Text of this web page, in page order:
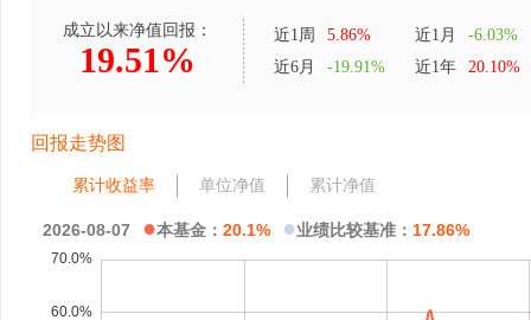
成立以来净值回报：
19.51%
近1周 5.86% 近1月
-6.03%
近6月
-19.91% 近1年 20.10%
回报走势图
累计收益率 单位净值 累计净值
2026-08-07 ●本基金： 20.1% ●业绩比较基准： 17.86%